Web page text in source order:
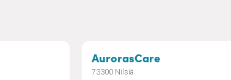
AurorasCare– Jalkahoitaja
73300 Nilsiä